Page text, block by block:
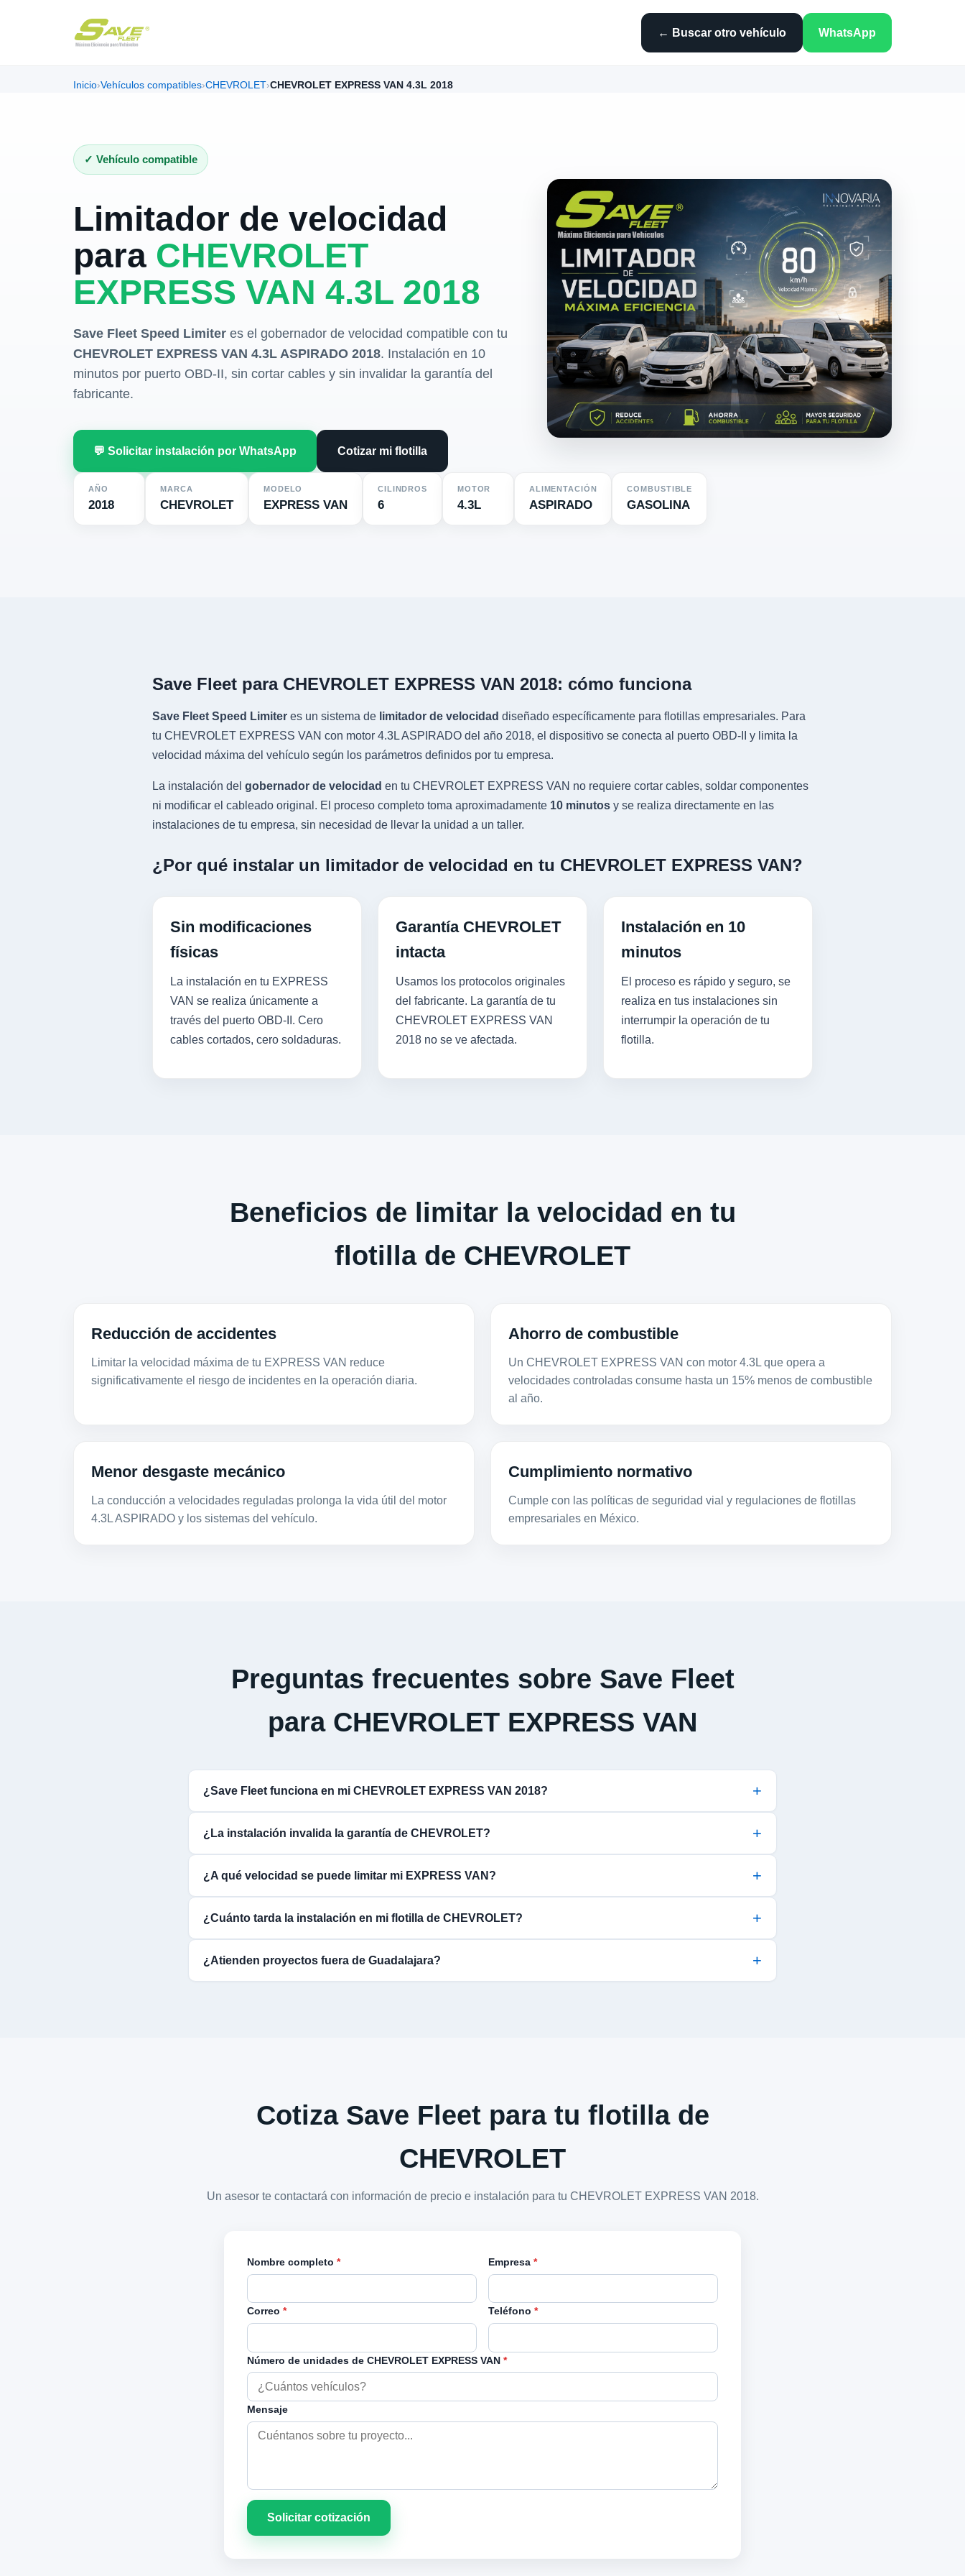
← Buscar otro vehículo WhatsApp
Inicio›Vehículos compatibles›CHEVROLET›CHEVROLET EXPRESS VAN 4.3L 2018
✓ Vehículo compatible
Limitador de velocidad
para CHEVROLET
EXPRESS VAN 4.3L 2018
Save Fleet Speed Limiter es el gobernador de velocidad compatible con tu
CHEVROLET EXPRESS VAN 4.3L ASPIRADO 2018. Instalación en 10
minutos por puerto OBD-II, sin cortar cables y sin invalidar la garantía del
fabricante.
💬 Solicitar instalación por WhatsApp Cotizar mi flotilla
AÑO
2018
MARCA
CHEVROLET
MODELO
EXPRESS VAN
CILINDROS
6
MOTOR
4.3L
ALIMENTACIÓN
ASPIRADO
COMBUSTIBLE
GASOLINA
Save Fleet para CHEVROLET EXPRESS VAN 2018: cómo funciona
Save Fleet Speed Limiter es un sistema de limitador de velocidad diseñado específicamente para flotillas empresariales. Para
tu CHEVROLET EXPRESS VAN con motor 4.3L ASPIRADO del año 2018, el dispositivo se conecta al puerto OBD-II y limita la
velocidad máxima del vehículo según los parámetros definidos por tu empresa.
La instalación del gobernador de velocidad en tu CHEVROLET EXPRESS VAN no requiere cortar cables, soldar componentes
ni modificar el cableado original. El proceso completo toma aproximadamente 10 minutos y se realiza directamente en las
instalaciones de tu empresa, sin necesidad de llevar la unidad a un taller.
¿Por qué instalar un limitador de velocidad en tu CHEVROLET EXPRESS VAN?
Sin modificaciones
físicas
La instalación en tu EXPRESS
VAN se realiza únicamente a
través del puerto OBD-II. Cero
cables cortados, cero soldaduras.
Garantía CHEVROLET
intacta
Usamos los protocolos originales
del fabricante. La garantía de tu
CHEVROLET EXPRESS VAN
2018 no se ve afectada.
Instalación en 10
minutos
El proceso es rápido y seguro, se
realiza en tus instalaciones sin
interrumpir la operación de tu
flotilla.
Beneficios de limitar la velocidad en tu
flotilla de CHEVROLET
Reducción de accidentes
Limitar la velocidad máxima de tu EXPRESS VAN reduce
significativamente el riesgo de incidentes en la operación diaria.
Ahorro de combustible
Un CHEVROLET EXPRESS VAN con motor 4.3L que opera a
velocidades controladas consume hasta un 15% menos de combustible
al año.
Menor desgaste mecánico
La conducción a velocidades reguladas prolonga la vida útil del motor
4.3L ASPIRADO y los sistemas del vehículo.
Cumplimiento normativo
Cumple con las políticas de seguridad vial y regulaciones de flotillas
empresariales en México.
Preguntas frecuentes sobre Save Fleet
para CHEVROLET EXPRESS VAN
¿Save Fleet funciona en mi CHEVROLET EXPRESS VAN 2018?
¿La instalación invalida la garantía de CHEVROLET?
¿A qué velocidad se puede limitar mi EXPRESS VAN?
¿Cuánto tarda la instalación en mi flotilla de CHEVROLET?
¿Atienden proyectos fuera de Guadalajara?
Cotiza Save Fleet para tu flotilla de
CHEVROLET
Un asesor te contactará con información de precio e instalación para tu CHEVROLET EXPRESS VAN 2018.
Nombre completo * Empresa *
Correo * Teléfono *
Número de unidades de CHEVROLET EXPRESS VAN *
Mensaje
Solicitar cotización